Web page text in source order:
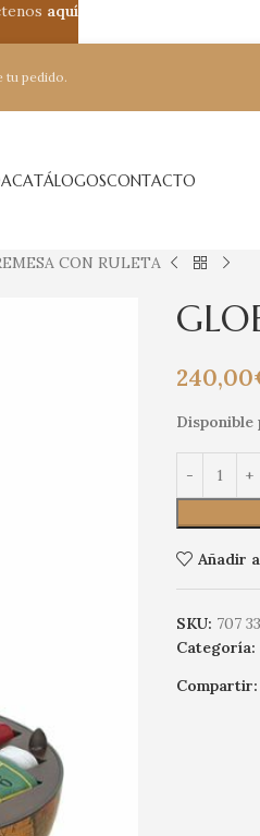
tu pedido.
CATÁLOGOSCONTACTO
CON RULETA
240,00
Disponible
Añadir
SKU: 707
Categoría:
Compartir:
aquí